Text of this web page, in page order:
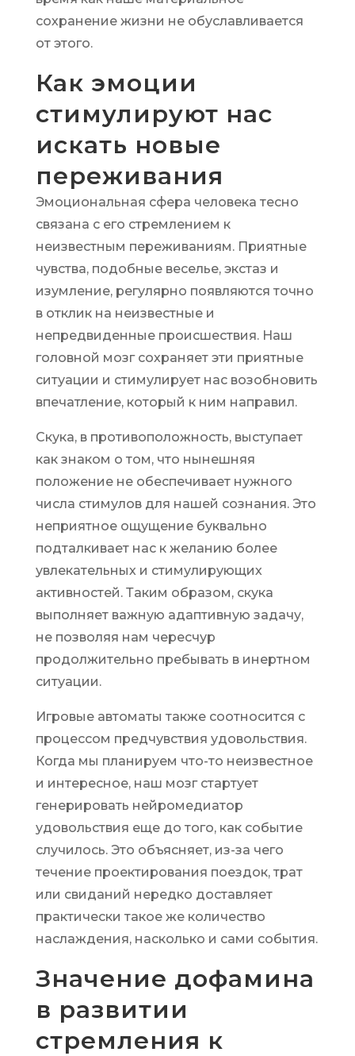
сохранение жизни не обуславливается
от этого.
Как эмоции
стимулируют нас
искать новые
переживания
Эмоциональная сфера человека тесно
связана с его стремлением к
неизвестным переживаниям. Приятные
чувства, подобные веселье, экстаз и
изумление, регулярно появляются точно
в отклик на неизвестные и
непредвиденные происшествия. Наш
головной мозг сохраняет эти приятные
ситуации и стимулирует нас возобновить
впечатление, который к ним направил.
Скука, в противоположность, выступает
как знаком о том, что нынешняя
положение не обеспечивает нужного
числа стимулов для нашей сознания. Это
неприятное ощущение буквально
подталкивает нас к желанию более
увлекательных и стимулирующих
активностей. Таким образом, скука
выполняет важную адаптивную задачу,
не позволяя нам чересчур
продолжительно пребывать в инертном
ситуации.
Игровые автоматы также соотносится с
процессом предчувствия удовольствия.
Когда мы планируем что-то неизвестное
и интересное, наш мозг стартует
генерировать нейромедиатор
удовольствия еще до того, как событие
случилось. Это объясняет, из-за чего
течение проектирования поездок, трат
или свиданий нередко доставляет
практически такое же количество
наслаждения, насколько и сами события.
Значение дофамина
в развитии
стремления к